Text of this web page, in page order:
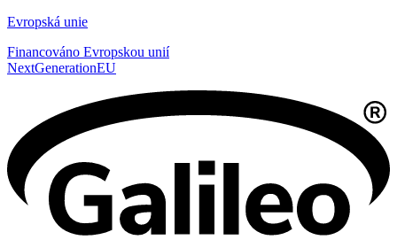
Evropská unie
Financováno Evropskou unií
NextGenerationEU